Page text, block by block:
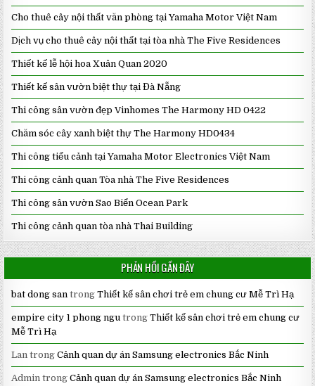
Cho thuê cây nội thất văn phòng tại Yamaha Motor Việt Nam
Dịch vụ cho thuê cây nội thất tại tòa nhà The Five Residences
Thiết kế lễ hội hoa Xuân Quan 2020
Thiết kế sân vườn biệt thự tại Đà Nẵng
Thi công sân vườn đẹp Vinhomes The Harmony HD 0422
Chăm sóc cây xanh biệt thự The Harmony HD0434
Thi công tiểu cảnh tại Yamaha Motor Electronics Việt Nam
Thi công cảnh quan Tòa nhà The Five Residences
Thi công sân vườn Sao Biển Ocean Park
Thi công cảnh quan tòa nhà Thai Building
PHẢN HỒI GẦN ĐÂY
bat dong san trongThiết kế sân chơi trẻ em chung cư Mễ Trì Hạ
empire city 1 phong ngu trongThiết kế sân chơi trẻ em chung cư
Mễ Trì Hạ
Lan trongCảnh quan dự án Samsung electronics Bắc Ninh
Admin trongCảnh quan dự án Samsung electronics Bắc Ninh